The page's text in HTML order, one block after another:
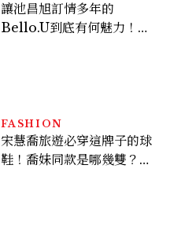
讓池昌旭訂情多年的
Bello.U到底有何魅力！揭
FASHION
宋慧喬旅遊必穿這牌子的球
鞋！喬妹同款是哪幾雙？